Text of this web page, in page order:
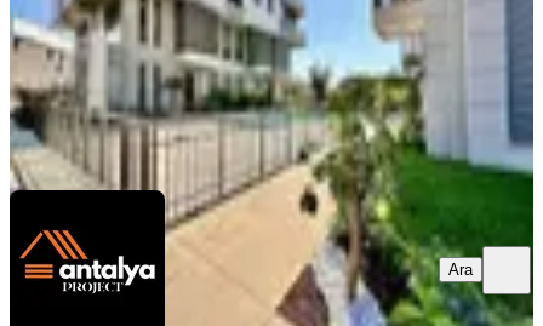
ANTALYA PROJECTSerdar Özen
Ara
Ara